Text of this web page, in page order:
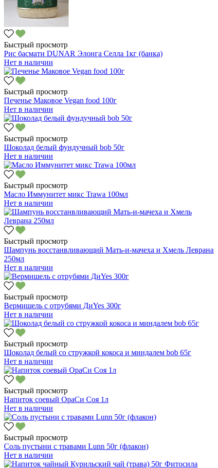
Быстрый просмотр
Рис басмати DUNAR Элонга Селла 1кг (банка)
Нет в наличии
Быстрый просмотр
Печенье Маковое Vegan food 100г
Нет в наличии
Быстрый просмотр
Шоколад белый фундучный bob 50г
Нет в наличии
Быстрый просмотр
Масло Иммунитет микс Trawa 100мл
Нет в наличии
Быстрый просмотр
Шампунь восстанвливающий Мать-и-мачеха и Хмель Леврана
250мл
Нет в наличии
Быстрый просмотр
Вермишель с отрубями ДиYes 300г
Нет в наличии
Быстрый просмотр
Шоколад белый со стружкой кокоса и миндалем bob 65г
Нет в наличии
Быстрый просмотр
Напиток соевый ОраСи Соя 1л
Нет в наличии
Быстрый просмотр
Соль пустыни с травами Lunn 50г (флакон)
Нет в наличии